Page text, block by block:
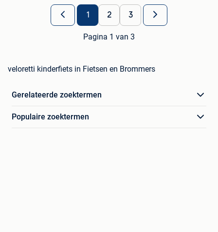
1 2 3
Pagina 1 van 3
veloretti kinderfiets in Fietsen en Brommers
Gerelateerde zoektermen
Populaire zoektermen